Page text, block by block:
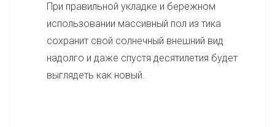
При правильной укладке и бережном
использовании массивный пол из тика
сохранит свой солнечный внешний вид
надолго и даже спустя десятилетия будет
выглядеть как новый.